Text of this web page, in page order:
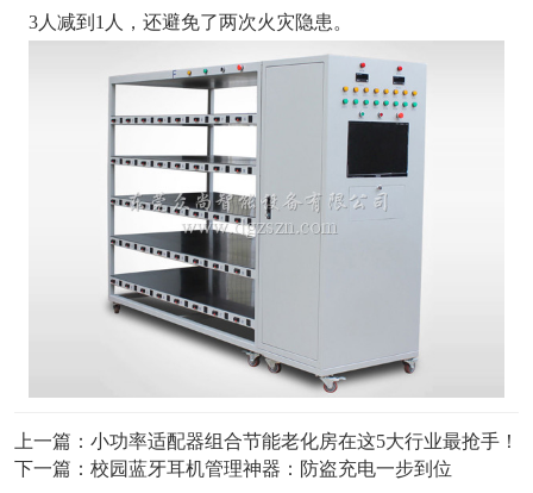
3人减到1人，还避免了两次火灾隐患。
上一篇： 小功率适配器组合节能老化房在这5大行业最抢手！
下一篇： 校园蓝牙耳机管理神器：防盗充电一步到位